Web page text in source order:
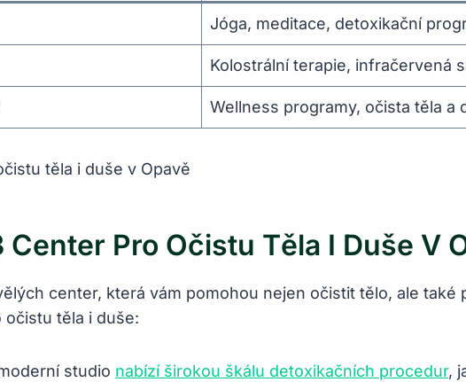
Jóga, meditace, detoxikační
Kolostrální terapie, infračervená
Wellness programy, očista těla a
Pro Očistu Těla I Duše V
center, která vám pomohou nejen očistit tělo, ale
těla i duše:
studio nabízí širokou škálu detoxikačních procedur,